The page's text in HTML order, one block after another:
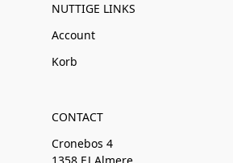
NUTTIGE LINKS
Account
Korb
CONTACT
Cronebos 4